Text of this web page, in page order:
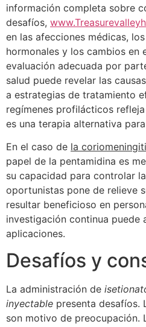
información completa sobre
desafíos,
en las afecciones médicas,
hormonales y los cambios en
evaluación adecuada por
salud puede revelar las
a estrategias de tratamiento
regímenes profilácticos
es una terapia alternativa
En el caso de la
papel de la pentamidina es
su capacidad para controlar
oportunistas pone de relieve
resultar beneficioso en
investigación continua puede
aplicaciones.
Desafíos y
La administración de
inyectable presenta desafíos.
son motivo de preocupación.